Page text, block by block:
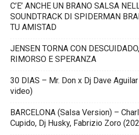
C’E’ ANCHE UN BRANO SALSA
SOUNDTRACK DI SPIDERMAN
TU AMISTAD
JENSEN TORNA CON
RIMORSO E SPERANZA
30 DIAS – Mr. Don x Dj Dave
video)
BARCELONA (Salsa Version) –
Cupido, Dj Husky, Fabrizio Zoro